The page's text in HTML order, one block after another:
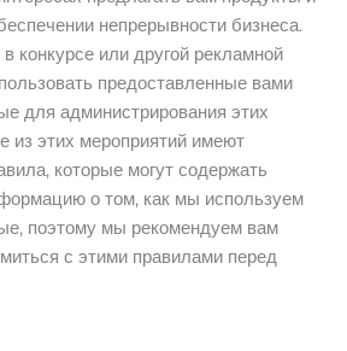
непрерывности бизнеса.
конкурсе или другой рекламной
предоставленные вами
для администрирования этих
из этих мероприятий имеют
которые могут содержать
о том, как мы используем
поэтому мы рекомендуем вам
с этими правилами перед